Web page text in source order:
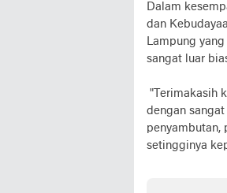
Dalam
dan
Lampung
sangat luar
"Terimakasih
dengan
penyambutan,
setingginya